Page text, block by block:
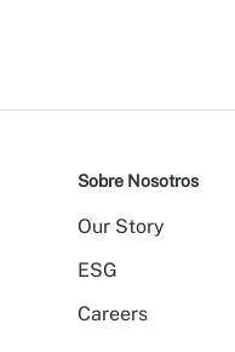
opcionales
mejor
de
Sobre Nosotros
Our Story
ESG
Careers